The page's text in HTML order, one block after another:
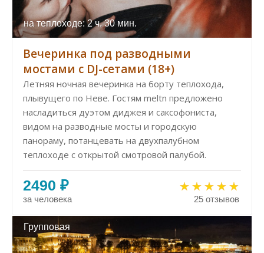
на теплоходе: 2 ч. 30 мин.
Вечеринка под разводными
мостами с DJ-сетами (18+)
Летняя ночная вечеринка на борту теплохода,
плывущего по Неве. Гостям meltn предложено
насладиться дуэтом диджея и саксофониста,
видом на разводные мосты и городскую
панораму, потанцевать на двухпалубном
теплоходе с открытой смотровой палубой.
2490 ₽
за человека 25 отзывов
Групповая